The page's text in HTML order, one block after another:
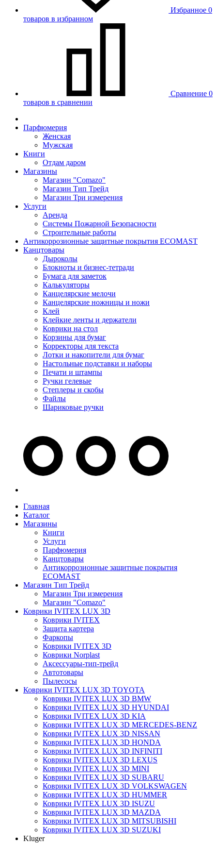
Избранное 0
товаров в избранном
Сравнение 0
товаров в сравнении
Парфюмерия
Женская
Мужская
Книги
Отдам даром
Магазины
Магазин "Comazo"
Магазин Тип Трейд
Магазин Три измерения
Услуги
Аренда
Системы Пожарной Безопасности
Строительные работы
Антикоррозионные защитные покрытия ECOMAST
Канцтовары
Дыроколы
Блокноты и бизнес-тетради
Бумага для заметок
Калькуляторы
Канцелярские мелочи
Канцелярские ножницы и ножи
Клей
Клейкие ленты и держатели
Коврики на стол
Корзины для бумаг
Корректоры для текста
Лотки и накопители для бумаг
Настольные подставки и наборы
Печати и штампы
Ручки гелевые
Степлеры и скобы
Файлы
Шариковые ручки
Главная
Каталог
Магазины
Книги
Услуги
Парфюмерия
Канцтовары
Антикоррозионные защитные покрытия
ECOMAST
Магазин Тип Трейд
Магазин Три измерения
Магазин "Comazo"
Коврики IVITEX LUX 3D
Коврики IVITEX
Защита картера
Фаркопы
Коврики IVITEX 3D
Коврики Norplast
Аксессуары-тип-трейд
Автотовары
Пылесосы
Коврики IVITEX LUX 3D TOYOTA
Коврики IVITEX LUX 3D BMW
Коврики IVITEX LUX 3D HYUNDAI
Коврики IVITEX LUX 3D KIA
Коврики IVITEX LUX 3D MERCEDES-BENZ
Коврики IVITEX LUX 3D NISSAN
Коврики IVITEX LUX 3D HONDA
Коврики IVITEX LUX 3D INFINITI
Коврики IVITEX LUX 3D LEXUS
Коврики IVITEX LUX 3D MINI
Коврики IVITEX LUX 3D SUBARU
Коврики IVITEX LUX 3D VOLKSWAGEN
Коврики IVITEX LUX 3D HUMMER
Коврики IVITEX LUX 3D ISUZU
Коврики IVITEX LUX 3D MAZDA
Коврики IVITEX LUX 3D MITSUBISHI
Коврики IVITEX LUX 3D SUZUKI
Kluger